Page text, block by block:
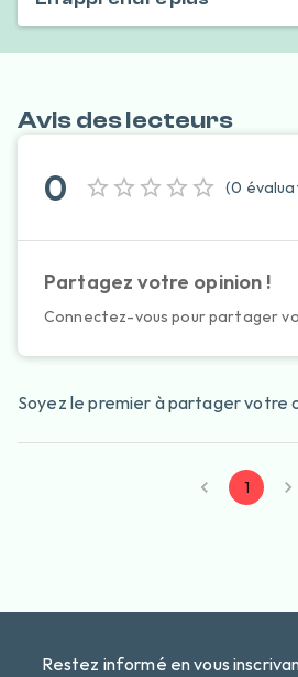
Avis des lecteurs
0 (0
Partagez votre opinion !
Connectez-vous pour partager
Soyez le premier à partager votre
1
Restez informé en vous